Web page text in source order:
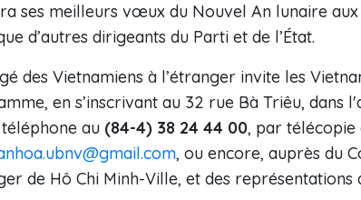
ses meilleurs vœux du Nouvel An lunaire
d’autres dirigeants du Parti et de l’État.
des Vietnamiens à l’étranger invite les
en s’inscrivant au 32 rue Bà Triêu, dans
au (84-4) 38 24 44 00, par télécopie
, ou encore, auprès du
de Hô Chi Minh-Ville, et des représentations